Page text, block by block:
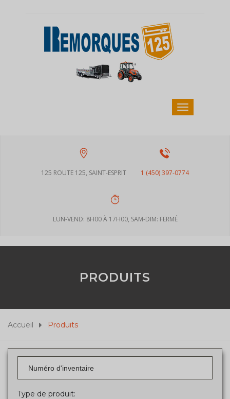
125 ROUTE 125, SAINT-ESPRIT 1 (450) 397-0774
LUN-VEND: 8H00 À 17H00, SAM-DIM: FERMÉ
PRODUITS
Accueil Produits
Type de produit: